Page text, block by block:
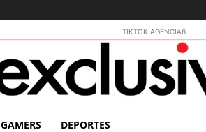
TIKTOK AGENCIA6
GAMERS DEPORTES